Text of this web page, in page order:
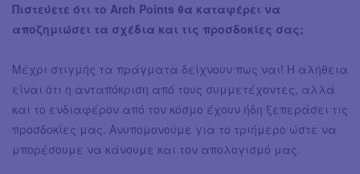
Πιστεύετε ότι το Arch Points θα καταφέρει να
αποζημιώσει τα σχέδια και τις προσδοκίες σας;
Μέχρι στιγμής τα πράγματα δείχνουν πως ναι! Η αλήθεια
είναι ότι η ανταπόκριση από τους συμμετέχοντες, αλλά
και το ενδιαφέρον από τον κόσμο έχουν ήδη ξεπεράσει τις
προσδοκίες μας. Ανυπομονούμε για το τριήμερο ώστε να
μπορέσουμε να κάνουμε και τον απολογισμό μας.